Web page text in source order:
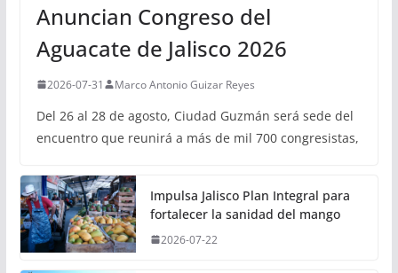
Anuncian Congreso del
Aguacate de Jalisco 2026
2026-07-31 Marco Antonio Guizar Reyes
Del 26 al 28 de agosto, Ciudad Guzmán será sede del
encuentro que reunirá a más de mil 700 congresistas,
Impulsa Jalisco Plan Integral para
fortalecer la sanidad del mango
2026-07-22